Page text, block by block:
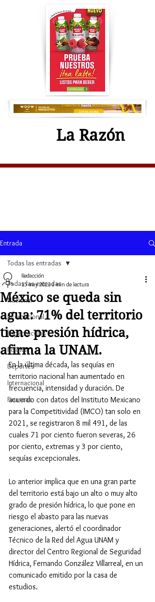
La Razón
Entrada
Todas las entradas
Nacional
Internacional
Espectaculos
Política
Deportes
Internacional
Finanzas
Todas las entradas
México se queda sin
agua: 71% del territorio
tiene presión hídrica,
afirma la UNAM.
Redacción
15 may 20231 min de lectura
En la última década, las sequías en
territorio nacional han aumentado en
frecuencia, intensidad y duración. De
acuerdo con datos del Instituto Mexicano
para la Competitividad (IMCO) tan solo en
2021, se registraron 8 mil 491, de las
cuales 71 por ciento fueron severas, 26
por ciento, extremas y 3 por ciento,
sequías excepcionales.
Lo anterior implica que en una gran parte
del territorio está bajo un alto o muy alto
grado de presión hídrica, lo que pone en
riesgo el abasto para las nuevas
generaciones, alertó el coordinador
Técnico de la Red del Agua UNAM y
director del Centro Regional de Seguridad
Hídrica, Fernando González Villarreal, en un
comunicado emitido por la casa de
estudios.